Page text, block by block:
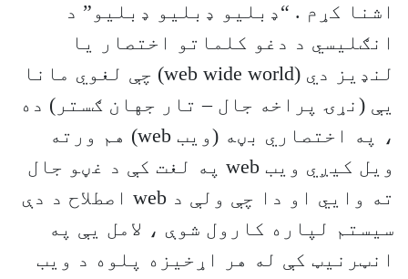
اشنا کړم . “ډبليو ډبليو ډبليو” د
انګليسي د دغو کلماتو اختصار يا
لنډيز دي (web wide world) چې لغوي مانا
يې (نړۍ پراخه جال – تار جهان ګستر) ده
، په اختصاري بڼه (ويب web) هم ورته
ويل کيږي ويب web په لغت کې د غڼو جال
ته وايي او دا چې ولې د web اصطلاح د دې
سيستم لپاره کارول شوې ، لامل يې په
انټرنيټ کې له هر اړخيزه پلوه د ويب